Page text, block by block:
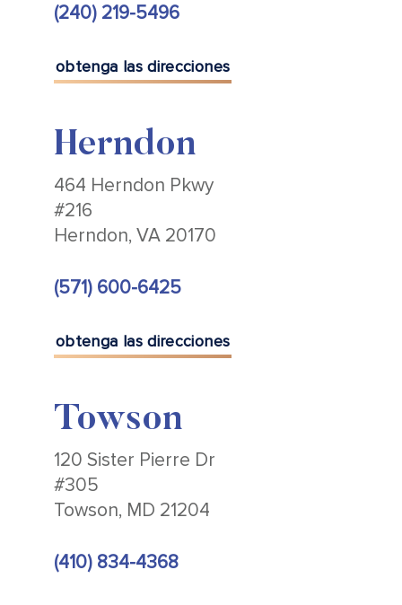
(240) 219-5496
obtenga las direcciones
Herndon
464 Herndon Pkwy
#216
Herndon, VA 20170
(571) 600-6425
obtenga las direcciones
Towson
120 Sister Pierre Dr
#305
Towson, MD 21204
(410) 834-4368